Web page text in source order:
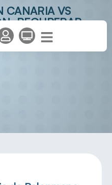
CANARIA VS
RECUPERAR
VUELTA A CASA